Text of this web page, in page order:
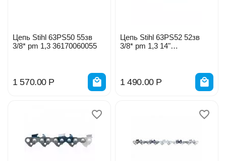
Цепь Stihl 63РS50 55зв
3/8* pm 1,3 36170060055
1 570.00 Р
Цепь Stihl 63РS52 52зв
3/8* pm 1,3 14"
1 490.00 Р